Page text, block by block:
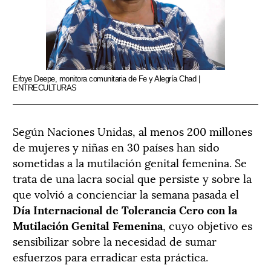
Erbye Deepe, monitora comunitaria de Fe y Alegría Chad |
ENTRECULTURAS
Según Naciones Unidas, al menos 200 millones
de mujeres y niñas en 30 países han sido
sometidas a la mutilación genital femenina. Se
trata de una lacra social que persiste y sobre la
que volvió a concienciar la semana pasada el
Día Internacional de Tolerancia Cero con la
Mutilación Genital Femenina, cuyo objetivo es
sensibilizar sobre la necesidad de sumar
esfuerzos para erradicar esta práctica.